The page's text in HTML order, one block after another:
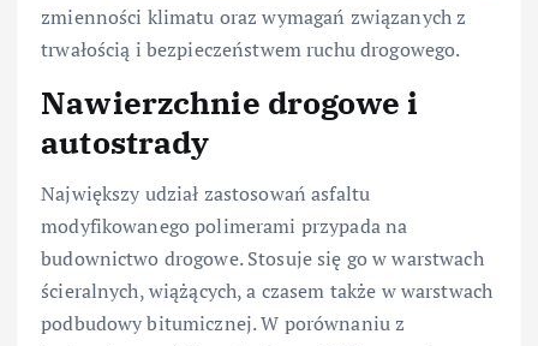
zmienności klimatu oraz wymagań związanych z
trwałością i bezpieczeństwem ruchu drogowego.
Nawierzchnie drogowe i
autostrady
Największy udział zastosowań asfaltu
modyfikowanego polimerami przypada na
budownictwo drogowe. Stosuje się go w warstwach
ścieralnych, wiążących, a czasem także w warstwach
podbudowy bitumicznej. W porównaniu z